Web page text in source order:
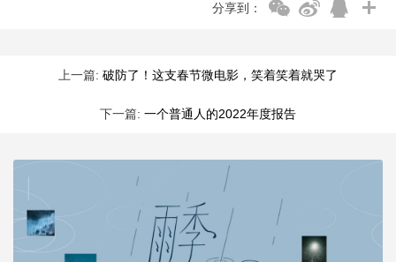
分享到：
上一篇: 破防了！这支春节微电影，笑着笑着就哭了
下一篇: 一个普通人的2022年度报告